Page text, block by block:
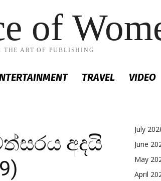
of
THE ART OF PUBLISHING
TRAVEL VIDEO
අදයි
July
June
May
April